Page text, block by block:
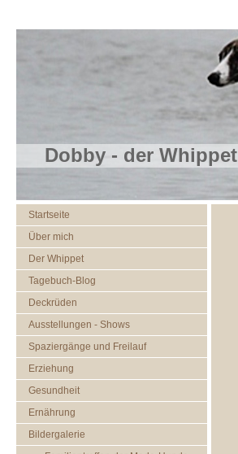
Dobby - der Whippet
Startseite
Über mich
Der Whippet
Tagebuch-Blog
Deckrüden
Ausstellungen - Shows
Spaziergänge und Freilauf
Erziehung
Gesundheit
Ernährung
Bildergalerie